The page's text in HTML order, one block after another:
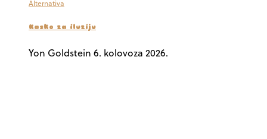
Alternativa
Kasko za iluziju
Yon Goldstein 6. kolovoza 2026.